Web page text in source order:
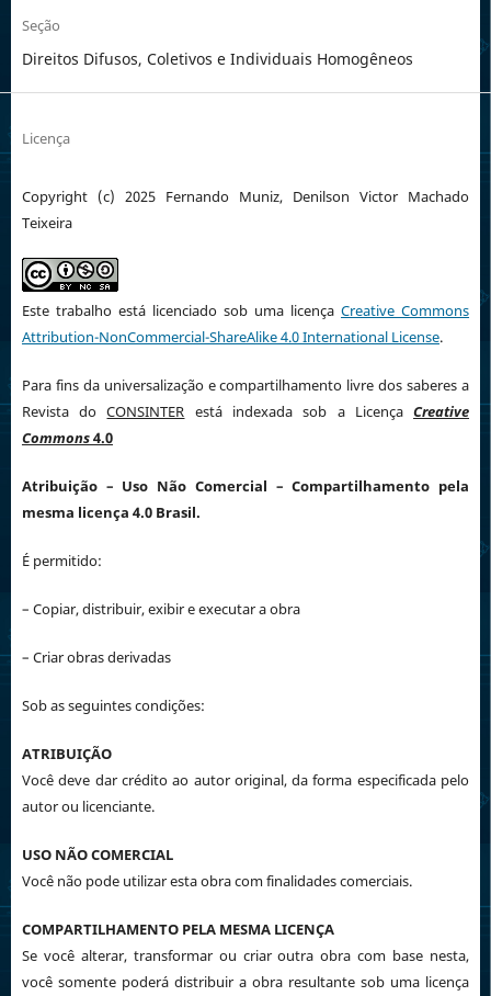
Seção
Direitos Difusos, Coletivos e Individuais Homogêneos
Licença
Copyright (c) 2025 Fernando Muniz, Denilson Victor Machado
Teixeira
Este trabalho está licenciado sob uma licençaCreative Commons
Attribution-NonCommercial-ShareAlike 4.0 International License.
Para fins da universalização e compartilhamento livre dos saberes a
Revista doCONSINTER está indexada sob a LicençaCreative
Commons4.0
Atribuição – Uso Não Comercial – Compartilhamento pela
mesma licença 4.0 Brasil.
É permitido:
– Copiar, distribuir, exibir e executar a obra
– Criar obras derivadas
Sob as seguintes condições:
ATRIBUIÇÃO
Você deve dar crédito ao autor original, da forma especificada pelo
autor ou licenciante.
USO NÃO COMERCIAL
Você não pode utilizar esta obra com finalidades comerciais.
COMPARTILHAMENTO PELA MESMA LICENÇA
Se você alterar, transformar ou criar outra obra com base nesta,
você somente poderá distribuir a obra resultante sob uma licença